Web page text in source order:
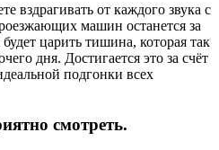
вздрагивать от каждого звука с
машин останется за
царить тишина, которая так
дня. Достигается это за счёт
подгонки всех
смотреть.